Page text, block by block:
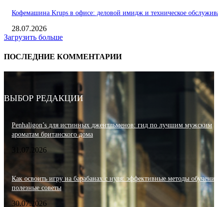
Кофемашина Krups в офисе: деловой имидж и техническое
28.07.2026
Загрузить больше
ПОСЛЕДНИЕ КОММЕНТАРИИ
ВЫБОР РЕДАКЦИИ
Penhaligon’s для истинных джентльменов: гид по лучшим мужским
ароматам британского дома
31.07.2026
Как освоить игру на барабанах с нуля: эффективные методы
полезные советы
30.07.2026